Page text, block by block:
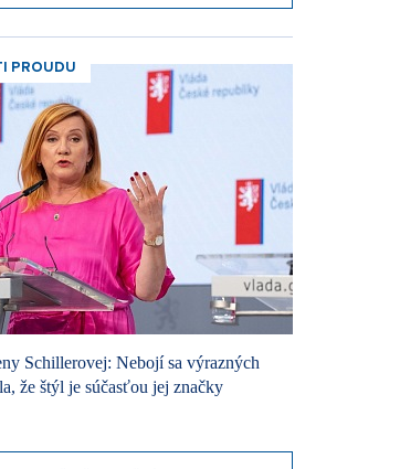
PROUDU
Schillerovej: Nebojí sa výrazných
že štýl je súčasťou jej značky